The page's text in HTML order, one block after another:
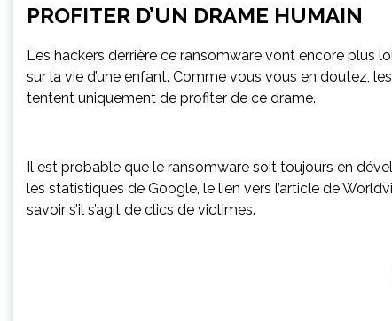
PROFITER D’UN DRAME HUMAIN
Les hackers derrière ce ransomware vont encore plus
sur la vie d’une enfant. Comme vous vous en doutez,
tentent uniquement de profiter de ce drame.
Il est probable que le ransomware soit toujours en
les statistiques de Google, le lien vers l’article de
savoir s’il s’agit de clics de victimes.